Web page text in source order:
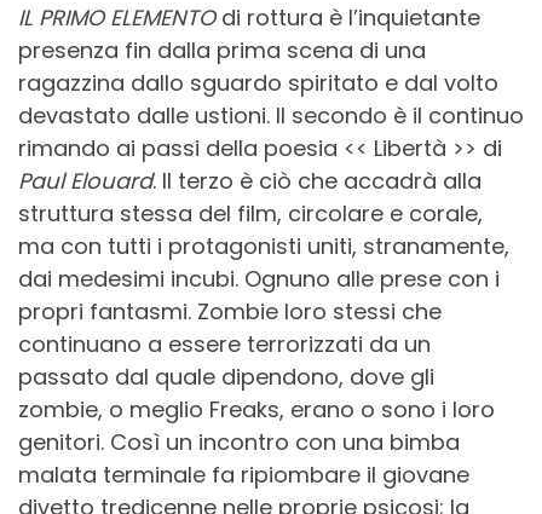
IL PRIMO ELEMENTOdi rottura è l’inquietante
presenza fin dalla prima scena di una
ragazzina dallo sguardo spiritato e dal volto
devastato dalle ustioni. Il secondo è il continuo
rimando ai passi della poesia << Libertà >> di
Paul Elouard. Il terzo è ciò che accadrà alla
struttura stessa del film, circolare e corale,
ma con tutti i protagonisti uniti, stranamente,
dai medesimi incubi. Ognuno alle prese con i
propri fantasmi. Zombie loro stessi che
continuano a essere terrorizzati da un
passato dal quale dipendono, dove gli
zombie, o meglio Freaks, erano o sono i loro
genitori. Così un incontro con una bimba
malata terminale fa ripiombare il giovane
divetto tredicenne nelle proprie psicosi; la